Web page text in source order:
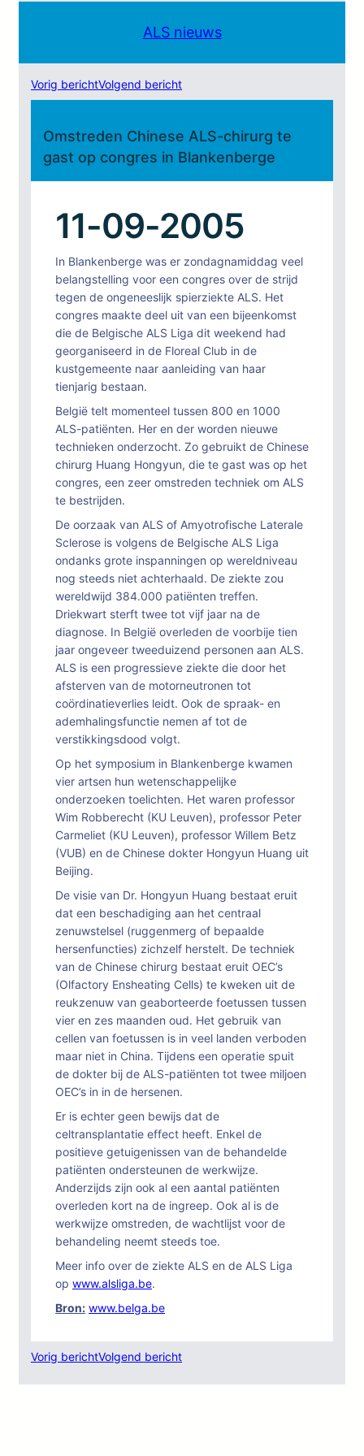
ALS nieuws
Vorig berichtVolgend bericht
Omstreden Chinese ALS-chirurg te
gast op congres in Blankenberge
11-09-2005
In Blankenberge was er zondagnamiddag veel
belangstelling voor een congres over de strijd
tegen de ongeneeslijk spierziekte ALS. Het
congres maakte deel uit van een bijeenkomst
die de Belgische ALS Liga dit weekend had
georganiseerd in de Floreal Club in de
kustgemeente naar aanleiding van haar
tienjarig bestaan.
België telt momenteel tussen 800 en 1000
ALS-patiënten. Her en der worden nieuwe
technieken onderzocht. Zo gebruikt de Chinese
chirurg Huang Hongyun, die te gast was op het
congres, een zeer omstreden techniek om ALS
te bestrijden.
De oorzaak van ALS of Amyotrofische Laterale
Sclerose is volgens de Belgische ALS Liga
ondanks grote inspanningen op wereldniveau
nog steeds niet achterhaald. De ziekte zou
wereldwijd 384.000 patiënten treffen.
Driekwart sterft twee tot vijf jaar na de
diagnose. In België overleden de voorbije tien
jaar ongeveer tweeduizend personen aan ALS.
ALS is een progressieve ziekte die door het
afsterven van de motorneutronen tot
coördinatieverlies leidt. Ook de spraak- en
ademhalingsfunctie nemen af tot de
verstikkingsdood volgt.
Op het symposium in Blankenberge kwamen
vier artsen hun wetenschappelijke
onderzoeken toelichten. Het waren professor
Wim Robberecht (KU Leuven), professor Peter
Carmeliet (KU Leuven), professor Willem Betz
(VUB) en de Chinese dokter Hongyun Huang uit
Beijing.
De visie van Dr. Hongyun Huang bestaat eruit
dat een beschadiging aan het centraal
zenuwstelsel (ruggenmerg of bepaalde
hersenfuncties) zichzelf herstelt. De techniek
van de Chinese chirurg bestaat eruit OEC’s
(Olfactory Ensheating Cells) te kweken uit de
reukzenuw van geaborteerde foetussen tussen
vier en zes maanden oud. Het gebruik van
cellen van foetussen is in veel landen verboden
maar niet in China. Tijdens een operatie spuit
de dokter bij de ALS-patiënten tot twee miljoen
OEC’s in in de hersenen.
Er is echter geen bewijs dat de
celtransplantatie effect heeft. Enkel de
positieve getuigenissen van de behandelde
patiënten ondersteunen de werkwijze.
Anderzijds zijn ook al een aantal patiënten
overleden kort na de ingreep. Ook al is de
werkwijze omstreden, de wachtlijst voor de
behandeling neemt steeds toe.
Meer info over de ziekte ALS en de ALS Liga
op www.alsliga.be.
Bron: www.belga.be
Vorig berichtVolgend bericht